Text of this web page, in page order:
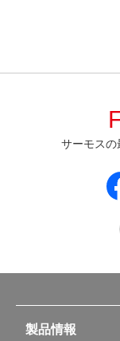
サーモスの
製品情報